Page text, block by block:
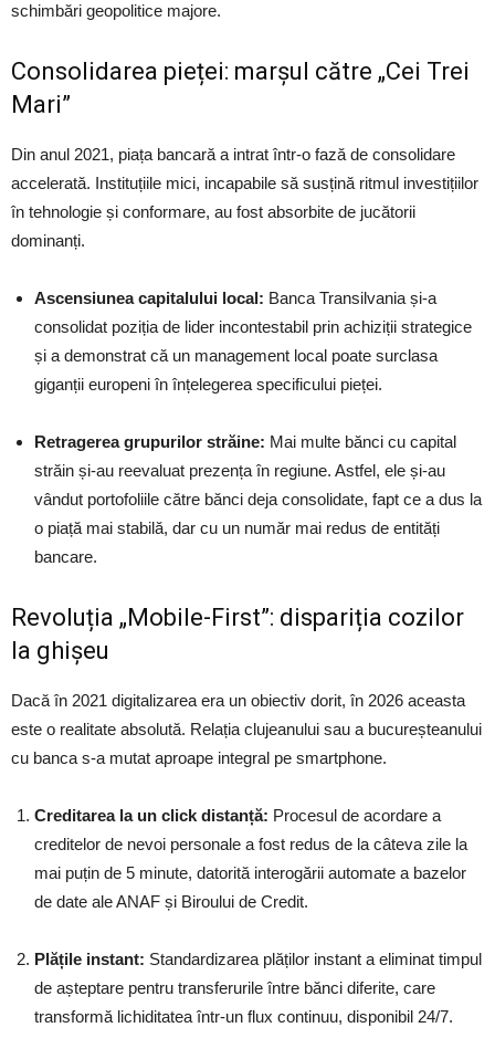
schimbări geopolitice majore.
Consolidarea pieței: marșul către „Cei Trei
Mari”
Din anul 2021, piața bancară a intrat într-o fază de consolidare
accelerată. Instituțiile mici, incapabile să susțină ritmul investițiilor
în tehnologie și conformare, au fost absorbite de jucătorii
dominanți.
Ascensiunea capitalului local: Banca Transilvania și-a
consolidat poziția de lider incontestabil prin achiziții strategice
și a demonstrat că un management local poate surclasa
giganții europeni în înțelegerea specificului pieței.
Retragerea grupurilor străine: Mai multe bănci cu capital
străin și-au reevaluat prezența în regiune. Astfel, ele și-au
vândut portofoliile către bănci deja consolidate, fapt ce a dus la
o piață mai stabilă, dar cu un număr mai redus de entități
bancare.
Revoluția „Mobile-First”: dispariția cozilor
la ghișeu
Dacă în 2021 digitalizarea era un obiectiv dorit, în 2026 aceasta
este o realitate absolută. Relația clujeanului sau a bucureșteanului
cu banca s-a mutat aproape integral pe smartphone.
Creditarea la un click distanță: Procesul de acordare a
creditelor de nevoi personale a fost redus de la câteva zile la
mai puțin de 5 minute, datorită interogării automate a bazelor
de date ale ANAF și Biroului de Credit.
Plățile instant: Standardizarea plăților instant a eliminat timpul
de așteptare pentru transferurile între bănci diferite, care
transformă lichiditatea într-un flux continuu, disponibil 24/7.